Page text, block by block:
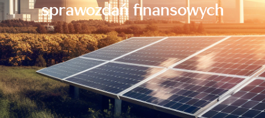
sprawozdań finansowych